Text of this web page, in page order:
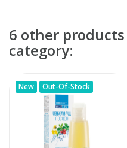
6 other
category:
New Out-Of-Stock